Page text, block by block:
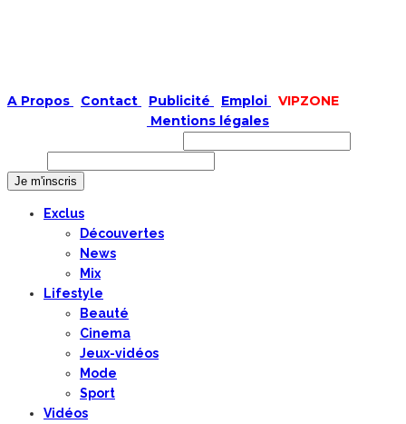
A Propos Contact Publicité Emploi
VIPZONE
Mentions légales
Exclus
Découvertes
News
Mix
Lifestyle
Beauté
Cinema
Jeux-vidéos
Mode
Sport
Vidéos